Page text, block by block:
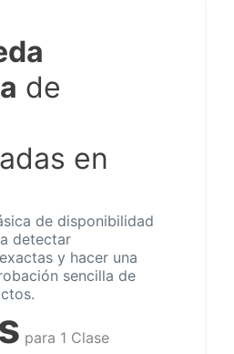
de
en
de disponibilidad
detectar
y hacer una
sencilla de
para 1 Clase